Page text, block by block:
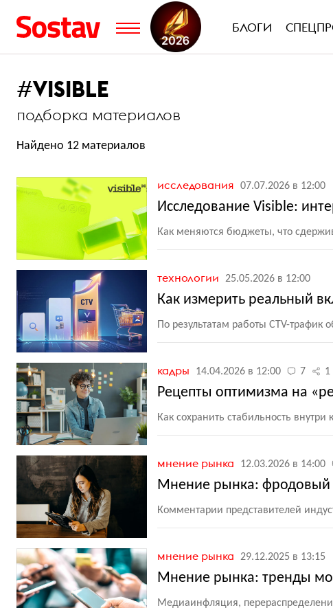
БЛОГИ
#VISIBLE
подборка материалов
Найдено 12 материалов
исследования 07.07.2026 в 12:00
Исследование Visible:
Как меняются бюджеты, что
технологии 25.05.2026 в 12:00
Как измерить реальный
По результатам работы CTV-
кадры 14.04.2026 в 12:00 7 1
Рецепты оптимизма на
Как сохранить стабильность
мнение рынка 12.03.2026 в 14:00
Мнение рынка: фродовый
Комментарии представителей
мнение рынка 29.12.2025 в 13:15
Мнение рынка: тренды
Медиаинфляция,